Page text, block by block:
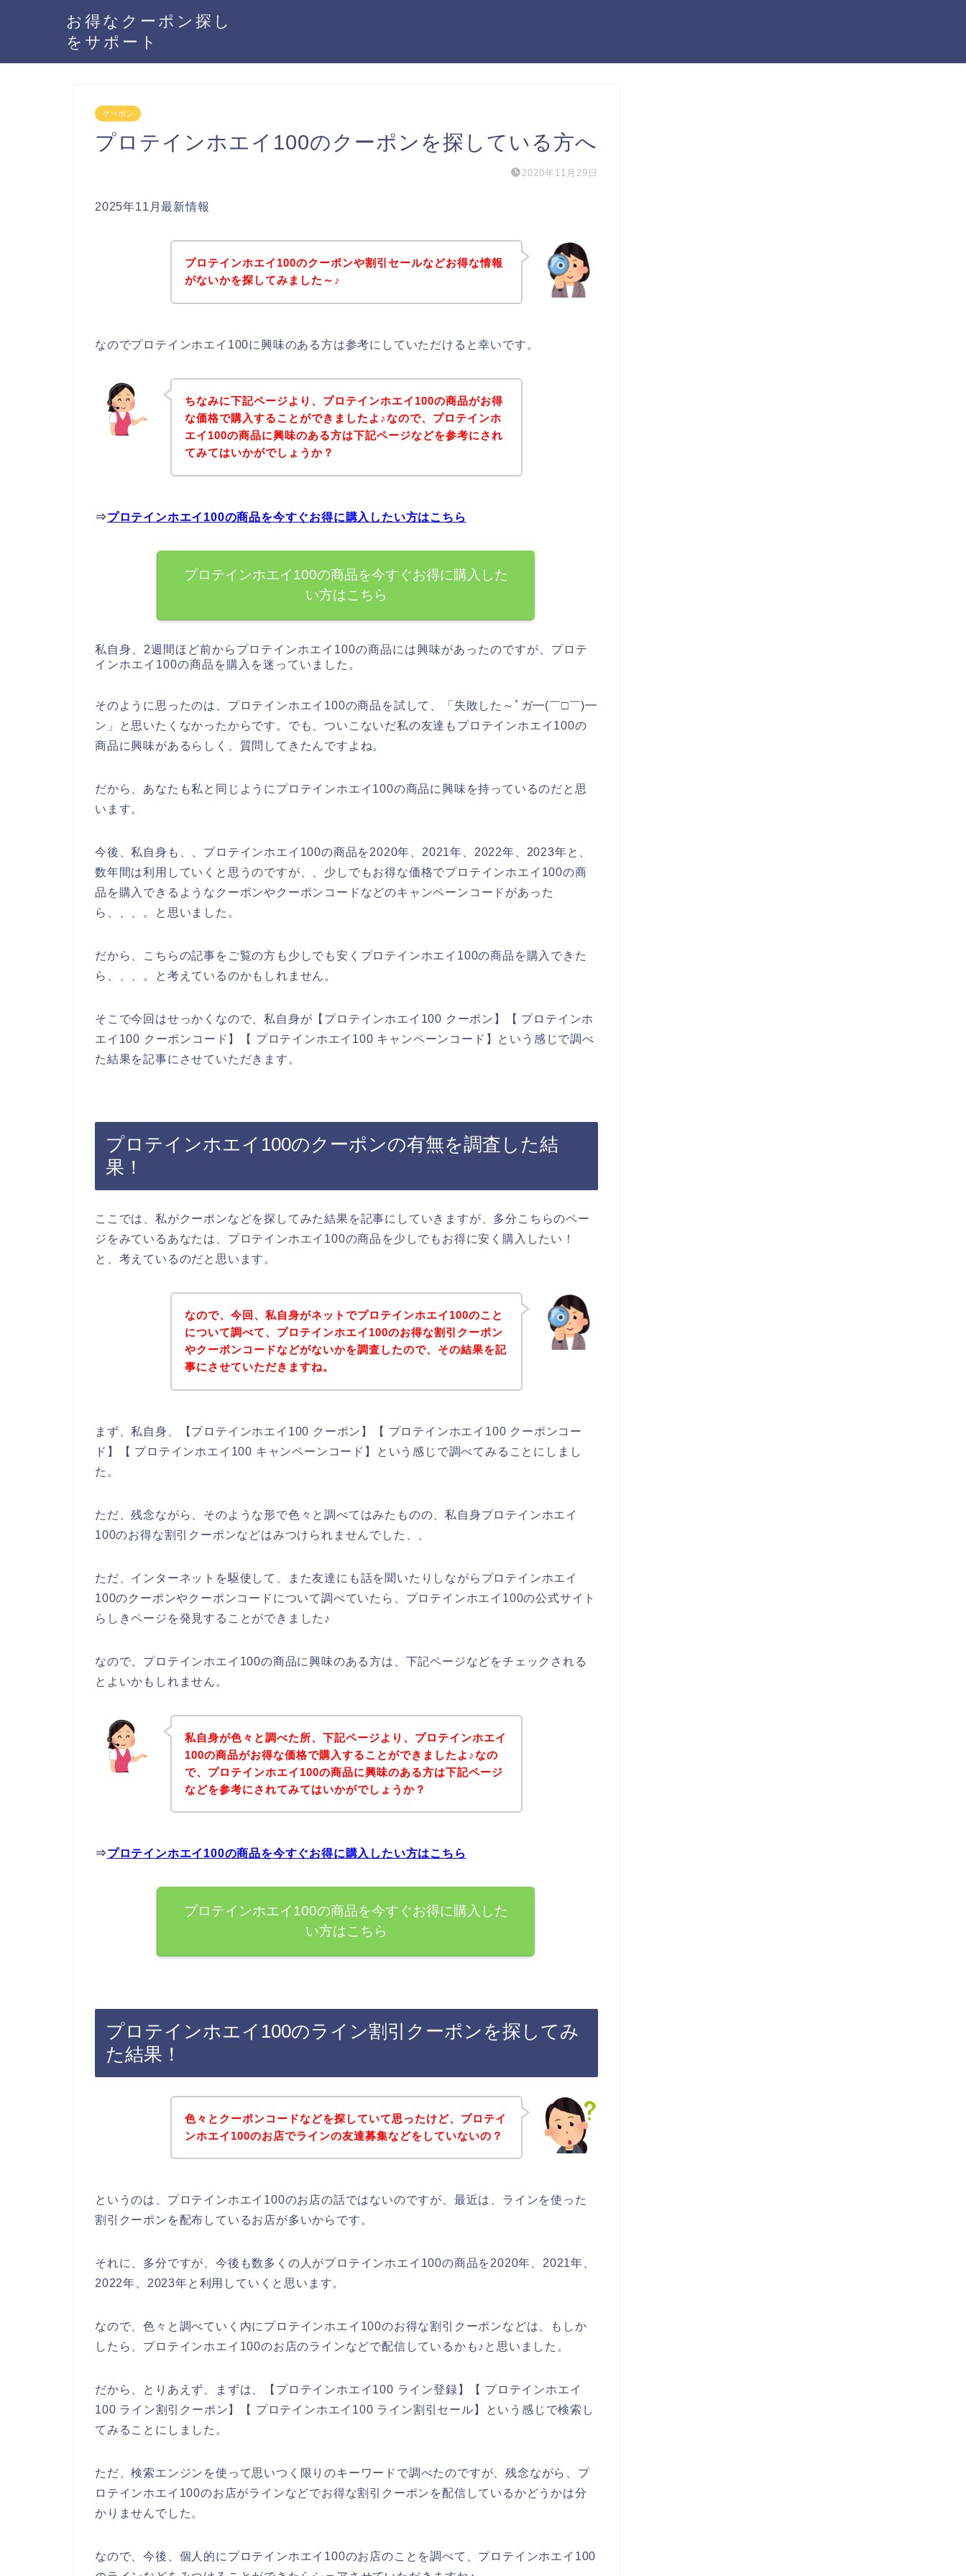
お得なクーポン探し
をサポート
クーポン
プロテインホエイ100のクーポンを探している方へ
2020年11月29日
2025年11月最新情報
プロテインホエイ100のクーポンや割引セールなどお得な情報
がないかを探してみました～♪
なのでプロテインホエイ100に興味のある方は参考にしていただけると幸いです。
ちなみに下記ページより、プロテインホエイ100の商品がお得
な価格で購入することができましたよ♪なので、プロテインホ
エイ100の商品に興味のある方は下記ページなどを参考にされ
てみてはいかがでしょうか？
⇒プロテインホエイ100の商品を今すぐお得に購入したい方はこちら
プロテインホエイ100の商品を今すぐお得に購入した
い方はこちら
私自身、2週間ほど前からプロテインホエイ100の商品には興味があったのですが、プロテ
インホエイ100の商品を購入を迷っていました。
そのように思ったのは、プロテインホエイ100の商品を試して、「失敗した～ﾟガ━(￣□￣)━
ン」と思いたくなかったからです。でも、ついこないだ私の友達もプロテインホエイ100の
商品に興味があるらしく、質問してきたんですよね。
だから、あなたも私と同じようにプロテインホエイ100の商品に興味を持っているのだと思
います。
今後、私自身も、、プロテインホエイ100の商品を2020年、2021年、2022年、2023年と、
数年間は利用していくと思うのですが、、少しでもお得な価格でプロテインホエイ100の商
品を購入できるようなクーポンやクーポンコードなどのキャンペーンコードがあった
ら、、、。と思いました。
だから、こちらの記事をご覧の方も少しでも安くプロテインホエイ100の商品を購入できた
ら、、、。と考えているのかもしれません。
そこで今回はせっかくなので、私自身が【プロテインホエイ100 クーポン】【 プロテインホ
エイ100 クーポンコード】【 プロテインホエイ100 キャンペーンコード】という感じで調べ
た結果を記事にさせていただきます。
プロテインホエイ100のクーポンの有無を調査した結
果！
ここでは、私がクーポンなどを探してみた結果を記事にしていきますが、多分こちらのペー
ジをみているあなたは、プロテインホエイ100の商品を少しでもお得に安く購入したい！
と、考えているのだと思います。
なので、今回、私自身がネットでプロテインホエイ100のこと
について調べて、プロテインホエイ100のお得な割引クーポン
やクーポンコードなどがないかを調査したので、その結果を記
事にさせていただきますね。
まず、私自身、【プロテインホエイ100 クーポン】【 プロテインホエイ100 クーポンコー
ド】【 プロテインホエイ100 キャンペーンコード】という感じで調べてみることにしまし
た。
ただ、残念ながら、そのような形で色々と調べてはみたものの、私自身プロテインホエイ
100のお得な割引クーポンなどはみつけられませんでした、、
ただ、インターネットを駆使して、また友達にも話を聞いたりしながらプロテインホエイ
100のクーポンやクーポンコードについて調べていたら、プロテインホエイ100の公式サイト
らしきページを発見することができました♪
なので、プロテインホエイ100の商品に興味のある方は、下記ページなどをチェックされる
とよいかもしれません。
私自身が色々と調べた所、下記ページより、プロテインホエイ
100の商品がお得な価格で購入することができましたよ♪なの
で、プロテインホエイ100の商品に興味のある方は下記ページ
などを参考にされてみてはいかがでしょうか？
⇒プロテインホエイ100の商品を今すぐお得に購入したい方はこちら
プロテインホエイ100の商品を今すぐお得に購入した
い方はこちら
プロテインホエイ100のライン割引クーポンを探してみ
た結果！
色々とクーポンコードなどを探していて思ったけど、プロテイ
ンホエイ100のお店でラインの友達募集などをしていないの？
というのは、プロテインホエイ100のお店の話ではないのですが、最近は、ラインを使った
割引クーポンを配布しているお店が多いからです。
それに、多分ですが、今後も数多くの人がプロテインホエイ100の商品を2020年、2021年、
2022年、2023年と利用していくと思います。
なので、色々と調べていく内にプロテインホエイ100のお得な割引クーポンなどは、もしか
したら、プロテインホエイ100のお店のラインなどで配信しているかも♪と思いました。
だから、とりあえず、まずは、【プロテインホエイ100 ライン登録】【 プロテインホエイ
100 ライン割引クーポン】【 プロテインホエイ100 ライン割引セール】という感じで検索し
てみることにしました。
ただ、検索エンジンを使って思いつく限りのキーワードで調べたのですが、残念ながら、プ
ロテインホエイ100のお店がラインなどでお得な割引クーポンを配信しているかどうかは分
かりませんでした。
なので、今後、個人的にプロテインホエイ100のお店のことを調べて、プロテインホエイ100